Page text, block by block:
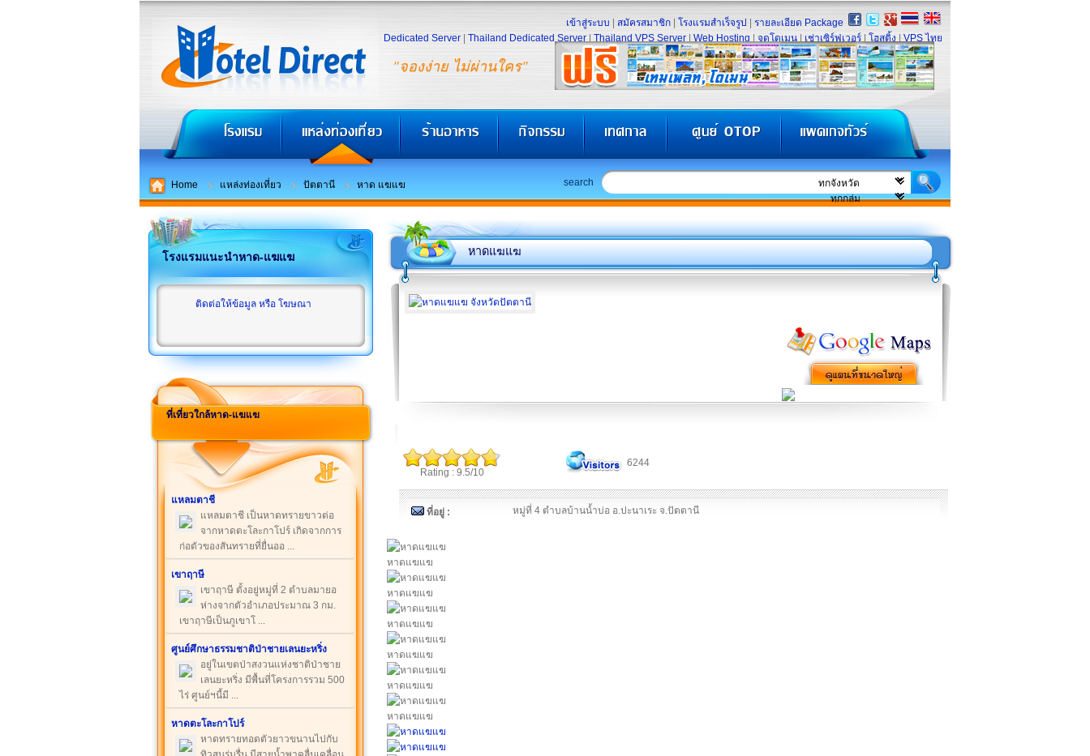
"จองง่าย ไม่ผ่านใคร"
เข้าสู่ระบบ สมัครสมาชิก โรงแรมสำเร็จรูป
รายละเอียด Package
Dedicated Server
Thailand Dedicated Server Thailand VPS Server Web Hosting จดโดเมน เช่าเซิร์ฟเวอร์ โฮสติ้ง VPS ไทย
Home แหล่งท่องเที่ยว ปัตตานี หาด แฆแฆ search
โรงแรมแนะนำหาด-แฆแฆ
ติดต่อให้ข้อมูล หรือ โฆษณา
ที่เที่ยวใกล้หาด-แฆแฆ
แหลมตาชี
แหลมตาชี เป็นหาดทรายขาวต่อ
จากหาดตะโละกาโปร์ เกิดจากการ
ก่อตัวของสันทรายที่ยื่นออ ...
เขาฤาษี
เขาฤาษี ตั้งอยู่หมู่ที่ 2 ตำบลมายอ
ห่างจากตัวอำเภอประมาณ 3 กม.
เขาฤาษีเป็นภูเขาโ ...
ศูนย์ศึกษาธรรมชาติป่าชายเลนยะหริ่ง
อยู่ในเขตป่าสงวนแห่งชาติป่าชาย
เลนยะหริ่ง มีพื้นที่โครงการรวม 500
ไร่ ศูนย์ฯนี้มี ...
หาดตะโละกาโปร์
หาดทรายทอดตัวยาวขนานไปกับ
หาดแฆแฆ
Rating : 9.5/10
6244
ที่อยู่ : หมู่ที่ 4 ตำบลบ้านน้ำบ่อ อ.ปะนาเระ จ.ปัตตานี
หาดแฆแฆ
หาดแฆแฆ
หาดแฆแฆ
หาดแฆแฆ
หาดแฆแฆ
หาดแฆแฆ